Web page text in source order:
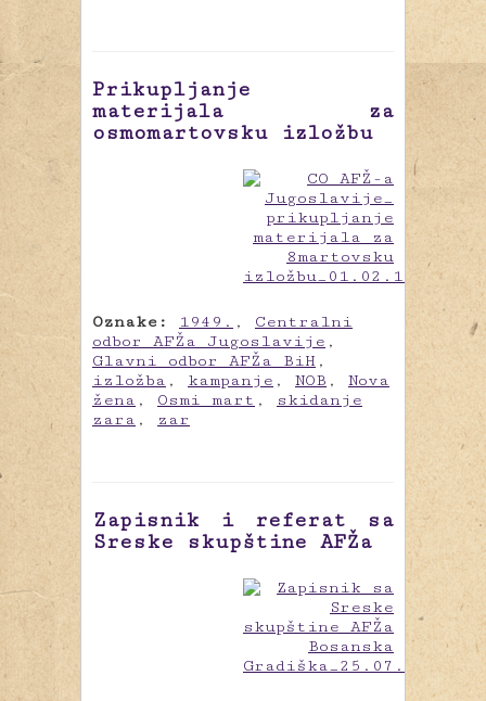
Prikupljanje
materijala za
osmomartovsku izložbu
Oznake: 1949. , Centralni
odbor AFŽa Jugoslavije ,
Glavni odbor AFŽa BiH ,
izložba , kampanje , NOB , Nova
žena , Osmi mart ,
skidanje
zara , zar
Zapisnik i referat sa
Sreske skupštine AFŽa